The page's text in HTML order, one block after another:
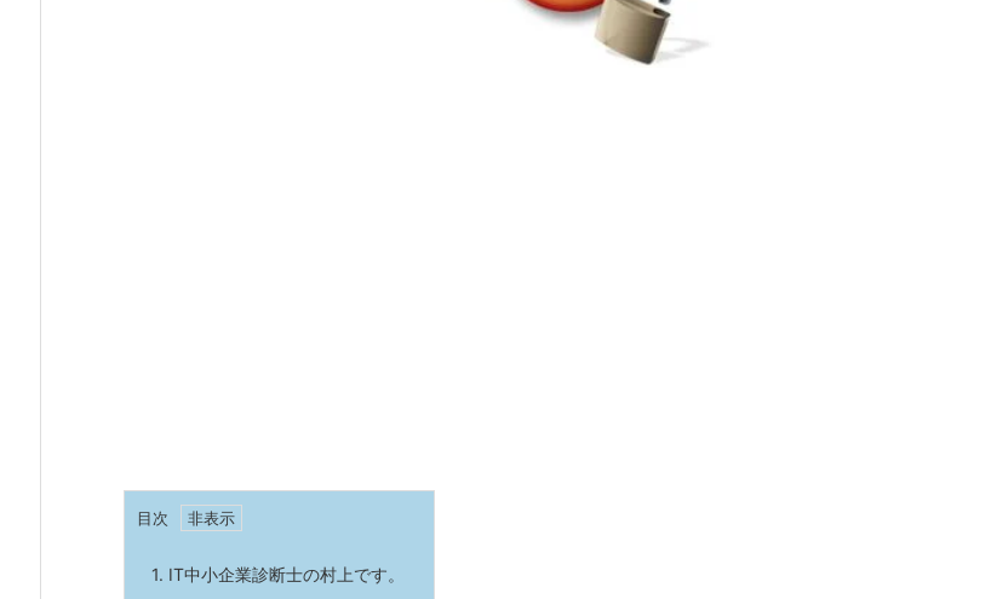
目次
1. IT中小企業診断士の村上です。